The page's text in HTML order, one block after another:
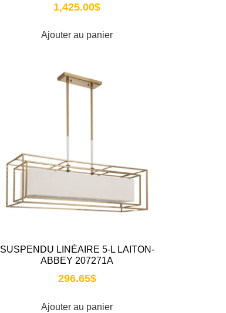
1,425.00$
Ajouter au panier
SUSPENDU LINÉAIRE 5-L LAITON-
ABBEY 207271A
296.65$
Ajouter au panier